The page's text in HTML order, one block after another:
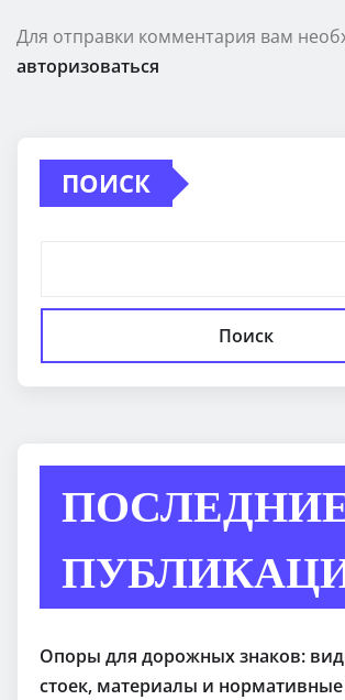
Для отправки комментария вам
авторизоваться
ПОИСК
Поиск
Опоры для дорожных знаков:
стоек, материалы и